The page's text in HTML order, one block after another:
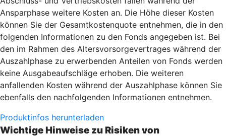
Ansparphase weitere Kosten an. Die Höhe dieser Kosten
können Sie der Gesamtkostenquote entnehmen, die in den
folgenden Informationen zu den Fonds angegeben ist. Bei
den im Rahmen des Altersvorsorgevertrages während der
Auszahlphase zu erwerbenden Anteilen von Fonds werden
keine Ausgabeaufschläge erhoben. Die weiteren
anfallenden Kosten während der Auszahlphase können Sie
ebenfalls den nachfolgenden Informationen entnehmen.
Produktinfos herunterladen
Wichtige Hinweise zu Risiken von